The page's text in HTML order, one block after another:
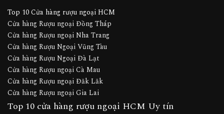
Top 10 Cửa hàng rượu ngoại HCM
Cửa hàng Rượu ngoại Đồng Tháp
Cửa hàng Rượu ngoại Nha Trang
Cửa hàng Rượu Ngoại Vũng Tàu
Cửa hàng Rượu Ngoại Đà Lạt
Cửa hàng Rượu ngoại Cà Mau
Cửa hàng Rượu ngoại Đăk Lăk
Cửa hàng Rượu ngoại Gia Lai
Top 10 cửa hàng rượu ngoại HCM Uy tín